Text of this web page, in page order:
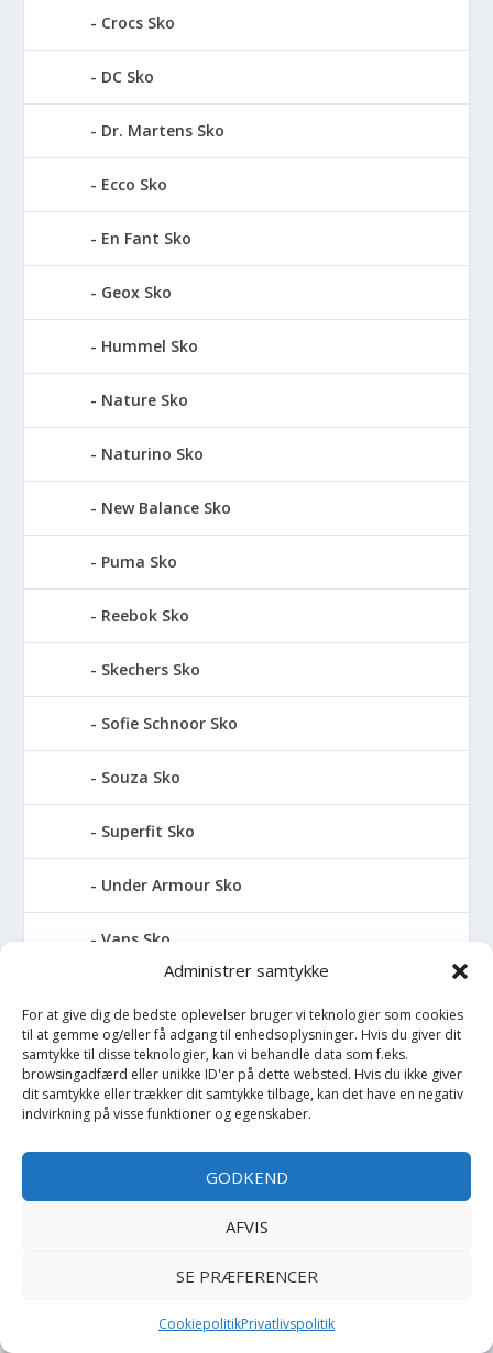
Administrer samtykke
For at give dig de bedste oplevelser bruger vi teknologier som cookies
til at gemme og/eller få adgang til enhedsoplysninger. Hvis du giver dit
samtykke til disse teknologier, kan vi behandle data som f.eks.
browsingadfærd eller unikke ID'er på dette websted. Hvis du ikke giver
dit samtykke eller trækker dit samtykke tilbage, kan det have en negativ
indvirkning på visse funktioner og egenskaber.
GODKEND
AFVIS
SE PRÆFERENCER
CookiepolitikPrivatlivspolitik
Crocs Sko
DC Sko
Dr. Martens Sko
Ecco Sko
En Fant Sko
Geox Sko
Hummel Sko
Nature Sko
Naturino Sko
New Balance Sko
Puma Sko
Reebok Sko
Skechers Sko
Sofie Schnoor Sko
Souza Sko
Superfit Sko
Under Armour Sko
Vans Sko
Viking Sko
Wheat Sko
Woden Sko
Skoletaske
Skuldertaske